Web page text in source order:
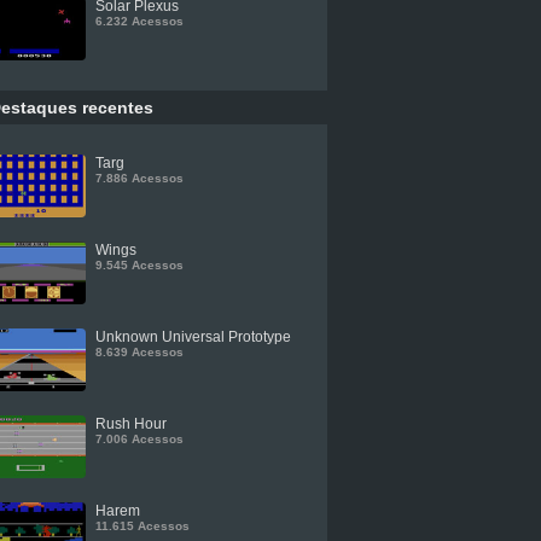
Solar Plexus
6.232 Acessos
recentes
Targ
7.886 Acessos
Wings
9.545 Acessos
Unknown Universal Prototype
8.639 Acessos
Rush Hour
7.006 Acessos
Harem
11.615 Acessos